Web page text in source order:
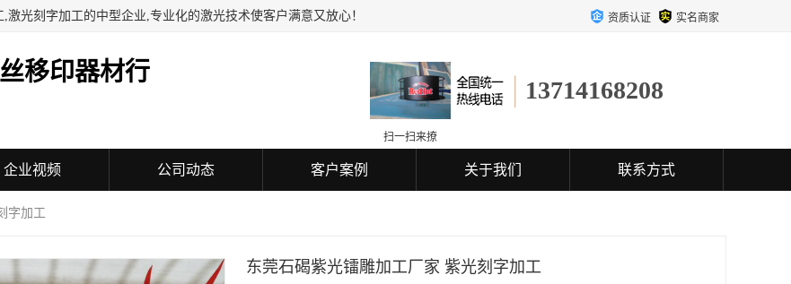
光刻字加工的中型企业,专业化的激光技术使客户满意又放心！ 资质认证 实名商家
移印器材行
13714168208
扫一扫来撩
企业视频 公司动态 客户案例 关于我们 联系方式
字加工
东莞石碣紫光镭雕加工厂家 紫光刻字加工